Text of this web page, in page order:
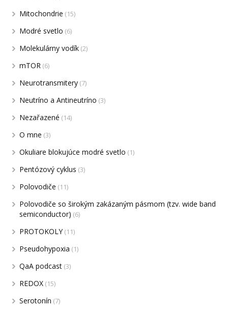
Mitochondrie (15)
Modré svetlo (6)
Molekulárny vodík (2)
mTOR (6)
Neurotransmitery (7)
Neutríno a Antineutríno (3)
Nezařazené (14)
O mne (3)
Okuliare blokujúce modré svetlo (1)
Pentózový cyklus (3)
Polovodiče (11)
Polovodiče so širokým zakázaným pásmom (tzv. wide band
semiconductor) (6)
PROTOKOLY(11)
Pseudohypoxia (1)
QaA podcast (3)
REDOX (15)
Serotonín (7)